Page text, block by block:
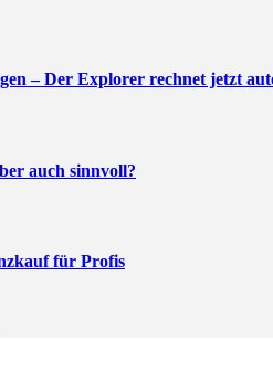
– Der Explorer rechnet jetzt
auch sinnvoll?
für Profis